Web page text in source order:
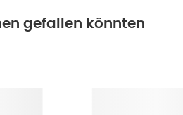
gefallen könnten